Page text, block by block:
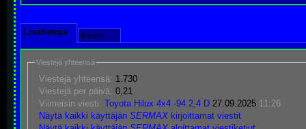
Lisätietoja Kaverit
Viestejä yhteensä
Viestejä yhteensä: 1.730
Viestejä per päivä: 0,21
Viimeisin viesti: Toyota Hilux 4x4 -94 2,4 D 27.09.2025 11:26
Näytä kaikki käyttäjän SERMAX kirjoittamat viestit